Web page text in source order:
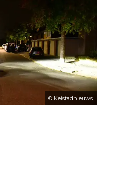
© Keistadnieuws.